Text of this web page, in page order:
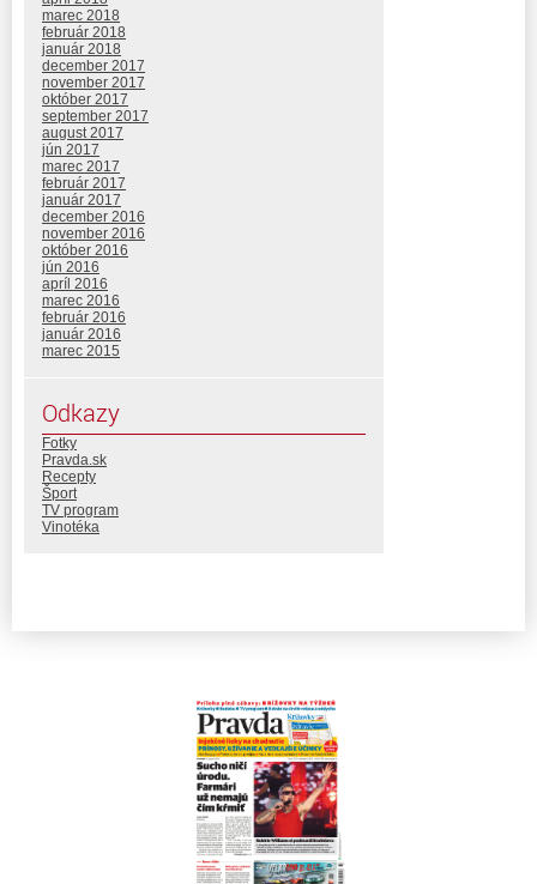
marec 2018
február 2018
január 2018
december 2017
november 2017
október 2017
september 2017
august 2017
jún 2017
marec 2017
február 2017
január 2017
december 2016
november 2016
október 2016
jún 2016
apríl 2016
marec 2016
február 2016
január 2016
marec 2015
Odkazy
Fotky
Pravda.sk
Recepty
Šport
TV program
Vinotéka